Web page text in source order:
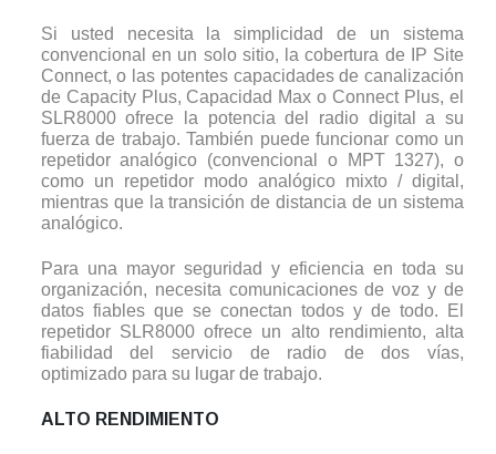
Si usted necesita la simplicidad de un sistema
convencional en un solo sitio, la cobertura de IP Site
Connect, o las potentes capacidades de canalización
de Capacity Plus, Capacidad Max o Connect Plus, el
SLR8000 ofrece la potencia del radio digital a su
fuerza de trabajo. También puede funcionar como un
repetidor analógico (convencional o MPT 1327), o
como un repetidor modo analógico mixto / digital,
mientras que la transición de distancia de un sistema
analógico.
Para una mayor seguridad y eficiencia en toda su
organización, necesita comunicaciones de voz y de
datos fiables que se conectan todos y de todo. El
repetidor SLR8000 ofrece un alto rendimiento, alta
fiabilidad del servicio de radio de dos vías,
optimizado para su lugar de trabajo.
ALTO RENDIMIENTO